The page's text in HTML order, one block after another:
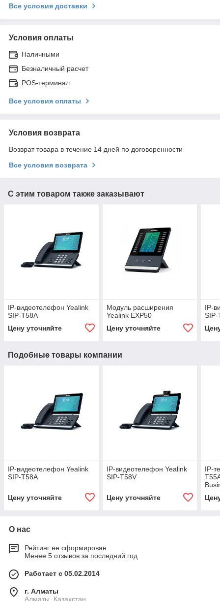
Все условия доставки
Условия оплаты
Наличными
Безналичный расчет
POS-терминал
Все условия оплаты
Условия возврата
Возврат товара в течение 14 дней по договоренности
Все условия возврата
С этим товаром также заказывают
IP-видеотелефон Yealink
SIP-T58A
Цену уточняйте
Модуль расширения
Yealink EXP50
Цену уточняйте
IP-
SIP-
Подобные товары компании
IP-видеотелефон Yealink
SIP-T58A
Цену уточняйте
IP-видеотелефон Yealink
SIP-T58V
Цену уточняйте
IP-
О нас
Рейтинг не сформирован
Менее 5 отзывов за последний год
Работает с 05.02.2014
г. Алматы
Алматы, Казахстан